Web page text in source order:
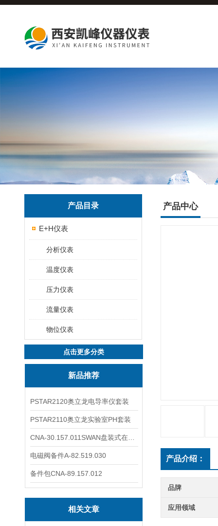
产品目录
E+H仪表
分析仪表
温度仪表
压力仪表
流量仪表
物位仪表
点击更多分类
新品推荐
PSTAR2120奥立龙电导率仪套装
PSTAR2110奥立龙实验室PH套装
电磁阀备件A-82.519.030
备件包CNA-89.157.012
相关文章
产品中心
产品介绍：
品牌
应用领域